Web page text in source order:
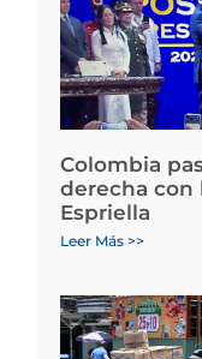
Colombia
derecha con
Espriella
Leer Más >>